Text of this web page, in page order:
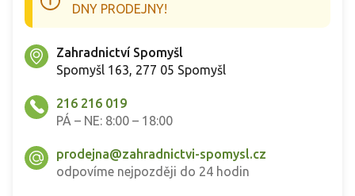
DNY PRODEJNY!
Zahradnictví Spomyšl
Spomyšl 163, 277 05 Spomyšl
216 216 019
PÁ – NE: 8:00 – 18:00
prodejna@zahradnictvi-spomysl.cz
odpovíme nejpozději do 24 hodin